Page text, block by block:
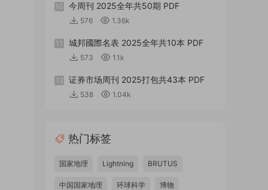
10 今周刊 2025全年共50期 PDF
576 1.36k
11 城邦國際名表 2025全年共10本 PDF
573 1.1k
12 证券市场周刊 2025打包共43本 PDF
538 1.04k
热门标签
国家地理 Lightning BRUTUS
中国国家地理 环球科学 博物